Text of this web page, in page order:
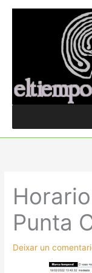
Punta
Deixar un